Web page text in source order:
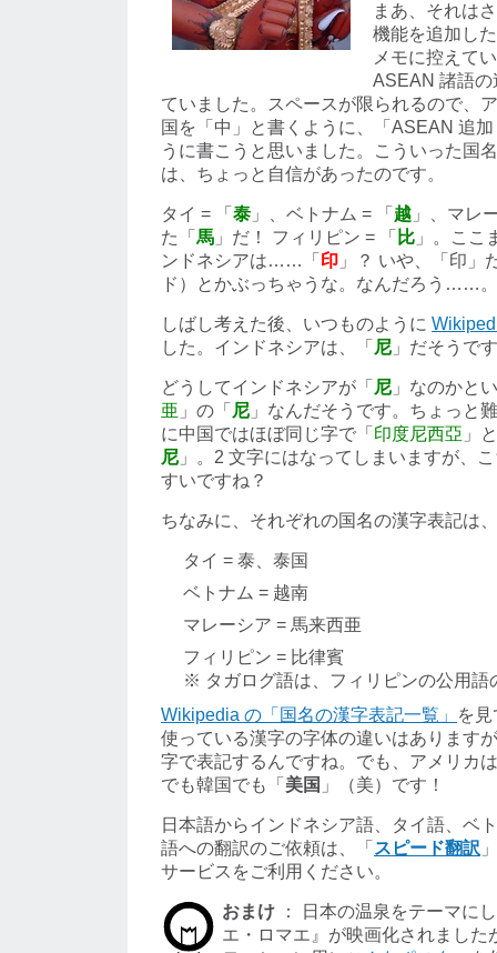
まあ、それは
機能を追加し
メモに控えて
ASEAN 諸語
ていました。スペースが限られるので、
国を「中」と書くように、「ASEAN 追
うに書こうと思いました。こういった国
は、ちょっと自信があったのです。
タイ = 「 泰 」、ベトナム = 「 越 」、マレ
た「 馬 」だ！ フィリピン = 「 比 」。ここ
ンドネシアは……「 印 」？ いや、「印」
ド）とかぶっちゃうな。なんだろう……
しばし考えた後、いつものように
した。インドネシアは、「 尼 」だそうで
どうしてインドネシアが「 尼 」なのかと
亜 」の「 尼 」なんだそうです。ちょっと
に中国ではほぼ同じ字で「 印度尼西亞 」
尼 」。2 文字にはなってしまいますが、
すいですね？
ちなみに、それぞれの国名の漢字表記は
タイ = 泰、泰国
ベトナム = 越南
マレーシア = 馬来西亜
フィリピン = 比律賓
※ タガログ語は、フィリピンの公用語
Wikipedia の「国名の漢字表記一覧」
を
使っている漢字の字体の違いはあります
字で表記するんですね。でも、アメリカ
でも韓国でも「 美国 」（美）です！
日本語からインドネシア語、タイ語、ベ
語への翻訳のご依頼は、「 スピード翻訳
サービスをご利用ください。
おまけ ： 日本の温泉をテーマに
エ・ロマエ』が映画化されました